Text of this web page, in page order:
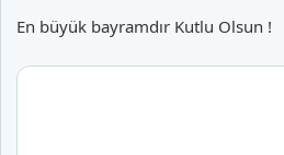
En büyük bayramdır Kutlu Olsun !